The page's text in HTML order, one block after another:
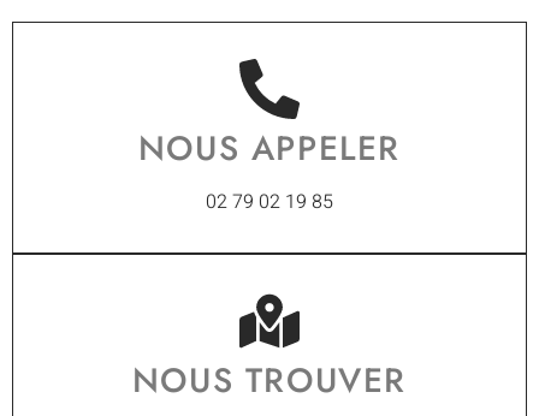
NOUS APPELER
02 79 02 19 85
NOUS TROUVER